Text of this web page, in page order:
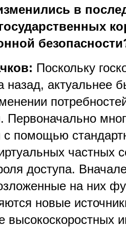
в
Поскольку
назад, актуальнее
Первоначально
с помощью
частных
доступа.
на них
новые
высокоскоростных